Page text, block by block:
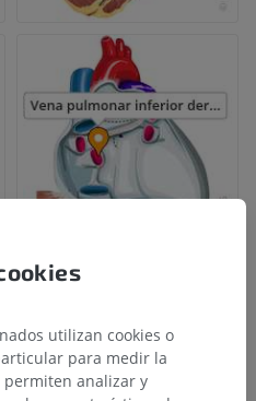
utilizan cookies o
para medir la
permiten analizar y